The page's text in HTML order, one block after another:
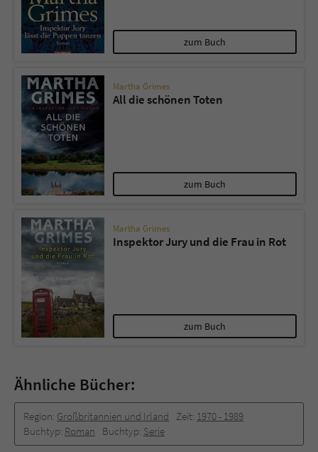
zum Buch
Martha Grimes
All die schönen Toten
zum Buch
Martha Grimes
Inspektor Jury und die Frau in Rot
zum Buch
Ähnliche Bücher:
Region: Großbritannien und Irland Zeit: 1970 -­ 1989
Buchtyp: Roman Buchtyp: Serie